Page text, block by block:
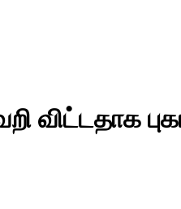
விட்டதாக